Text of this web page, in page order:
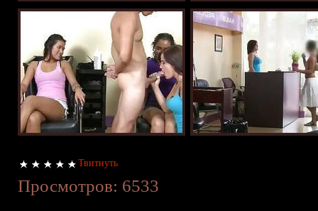
Твитнуть
Просмотров: 6533